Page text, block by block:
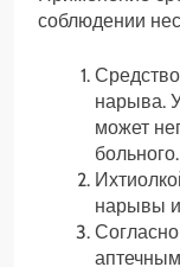
соблюдении
нарыва.
может
больного.
нарывы